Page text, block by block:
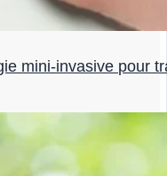
mini-invasive pour